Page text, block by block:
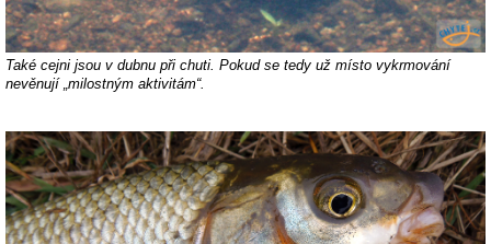
Také cejni jsou v dubnu při chuti. Pokud se tedy už místo vykrmování
nevěnují „milostným aktivitám“.